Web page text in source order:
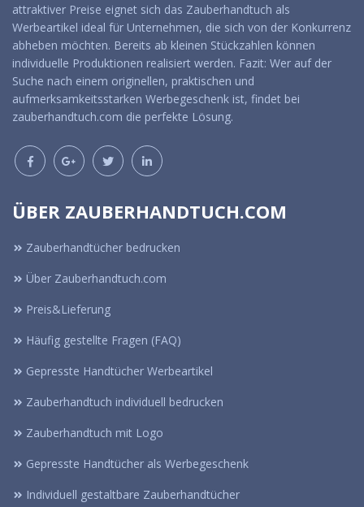
attraktiver Preise eignet sich das Zauberhandtuch als
Werbeartikel ideal für Unternehmen, die sich von der Konkurrenz
abheben möchten. Bereits ab kleinen Stückzahlen können
individuelle Produktionen realisiert werden. Fazit: Wer auf der
Suche nach einem originellen, praktischen und
aufmerksamkeitsstarken Werbegeschenk ist, findet bei
zauberhandtuch.com die perfekte Lösung.
ÜBER ZAUBERHANDTUCH.COM
Zauberhandtücher bedrucken
Über Zauberhandtuch.com
Preis&Lieferung
Häufig gestellte Fragen (FAQ)
Gepresste Handtücher Werbeartikel
Zauberhandtuch individuell bedrucken
Zauberhandtuch mit Logo
Gepresste Handtücher als Werbegeschenk
Individuell gestaltbare Zauberhandtücher